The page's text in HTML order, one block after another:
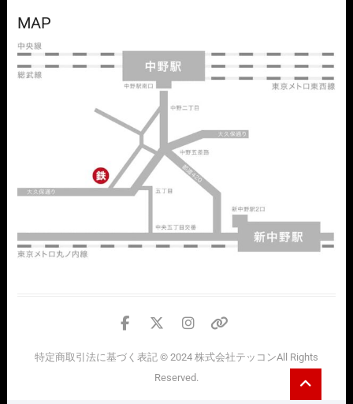
MAP
facebook
twitter
instagram
情
特定商取引法に基づく表記© 2024 株式会社テッコンAll Rights
Reserved.
to